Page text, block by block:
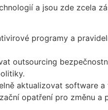
a jsou zde zcela
programy a
outsourcing
aktualizovat software a
opatření pro změnu a